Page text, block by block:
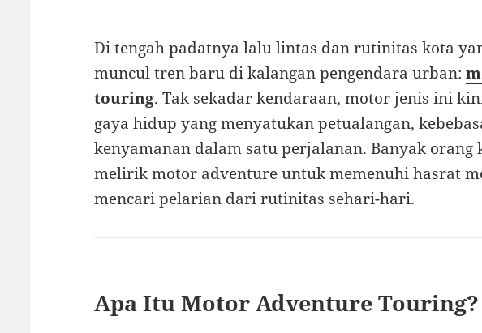
Di tengah padatnya lalu lintas dan rutinitas kota
muncul tren baru di kalangan pengendara urban:
touring. Tak sekadar kendaraan, motor jenis ini
gaya hidup yang menyatukan petualangan,
kenyamanan dalam satu perjalanan. Banyak orang
melirik motor adventure untuk memenuhi hasrat
mencari pelarian dari rutinitas sehari-hari.
Apa Itu Motor Adventure Touring?